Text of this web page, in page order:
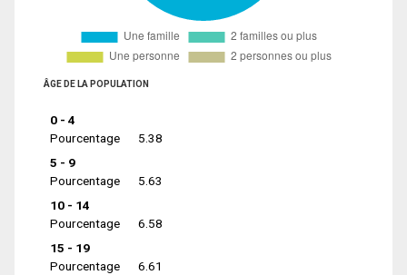
ÂGE DE LA POPULATION
0 - 4
Pourcentage
5.38
5 - 9
Pourcentage
5.63
10 - 14
Pourcentage
6.58
15 - 19
Pourcentage
6.61